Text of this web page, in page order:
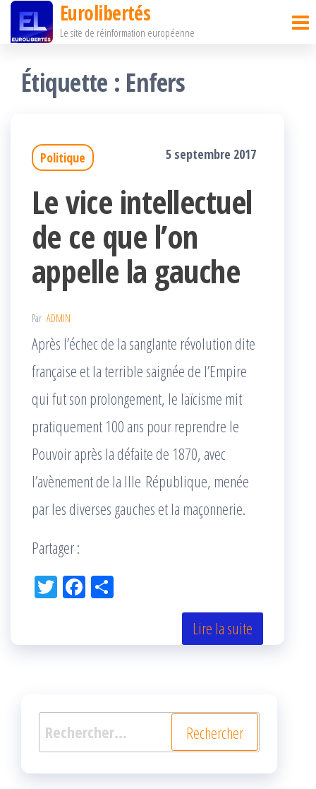
Passer
contenu
Eurolibertés
Le site de réinformation européenne
Étiquette : Enfers
Politique 5 septembre 2017
Le vice intellectuel
de ce que l’on
appelle la gauche
Par ADMIN
Après l’échec de la sanglante révolution dite
française et la terrible saignée de l’Empire
qui fut son prolongement, le laïcisme mit
pratiquement 100 ans pour reprendre le
Pouvoir après la défaite de 1870, avec
l’avènement de la IIIe République, menée
par les diverses gauches et la maçonnerie.
Partager :
Tw Fac
k r
Lire la suite
Rechercher :